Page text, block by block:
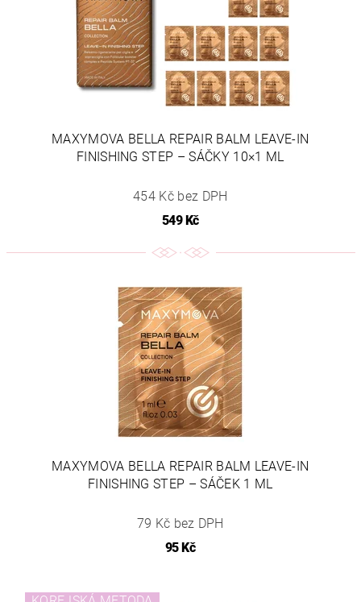
MAXYMOVA BELLA REPAIR BALM LEAVE-IN
FINISHING STEP – SÁČKY 10×1 ML
454 Kč bez DPH
549 Kč
MAXYMOVA BELLA REPAIR BALM LEAVE-IN
FINISHING STEP – SÁČEK 1 ML
79 Kč bez DPH
95 Kč